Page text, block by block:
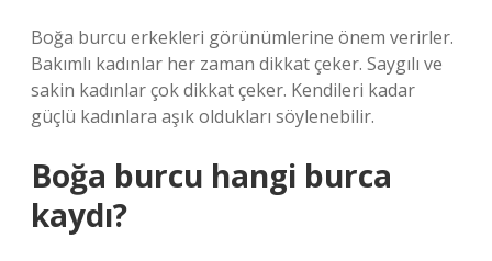
Boğa burcu erkekleri görünümlerine önem verirler.
Bakımlı kadınlar her zaman dikkat çeker. Saygılı ve
sakin kadınlar çok dikkat çeker. Kendileri kadar
güçlü kadınlara aşık oldukları söylenebilir.
Boğa burcu hangi burca
kaydı?